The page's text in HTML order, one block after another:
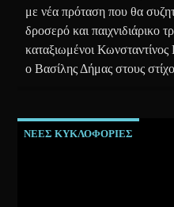
με νέα πρόταση που θα
δροσερό και παιχνιδιάρικο
καταξιωμένοι
ο Βασίλης Δήμας στους
ΝΕΕΣ ΚΥΚΛΟΦΟΡΙΕΣ